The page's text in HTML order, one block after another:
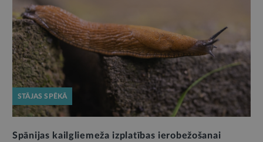
STĀJAS SPĒKĀ
Spānijas kailgliemeža izplatības ierobežošanai